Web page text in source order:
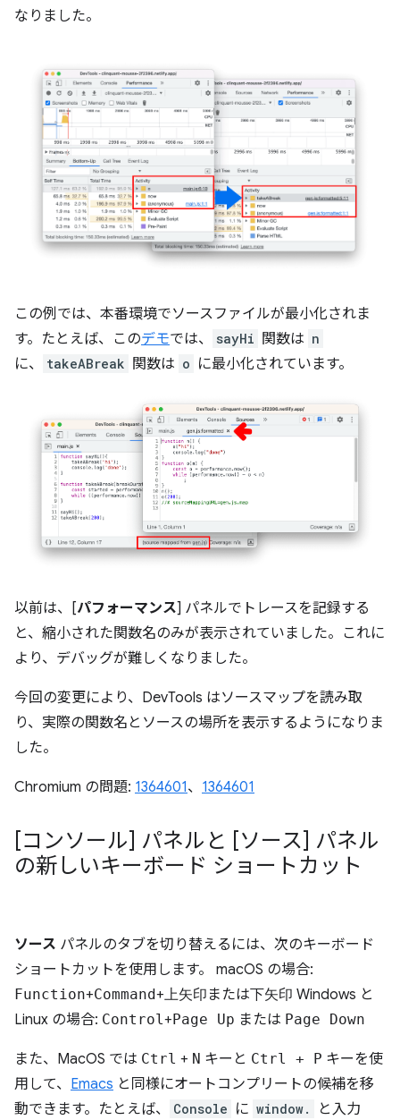
なりました。
この例では、本番環境でソースファイルが最小化されま
す。たとえば、このデモでは、 sayHi 関数は n
に、 takeABreak 関数は o に最小化されています。
以前は、[パフォーマンス] パネルでトレースを記録する
と、縮小された関数名のみが表示されていました。これに
より、デバッグが難しくなりました。
今回の変更により、DevTools はソースマップを読み取
り、実際の関数名とソースの場所を表示するようになりま
した。
Chromium の問題: 1364601、 1364601
[コンソール] パネルと [ソース] パネル
の新しいキーボード ショートカット
ソース パネルのタブを切り替えるには、次のキーボード
ショートカットを使用します。 macOS の場合:
Function+Command+上矢印 または下矢印 Windows と
Linux の場合: Control+ Page Up または Page Down
また、MacOS では Ctrl + N キーと Ctrl + P キーを使
用して、 Emacs と同様にオートコンプリートの候補を移
動できます。たとえば、
Console に window.
と入力